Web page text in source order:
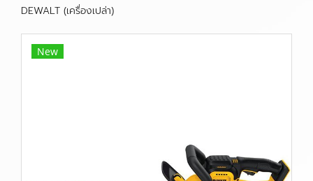
DEWALT (เครื่องเปล่า)
New